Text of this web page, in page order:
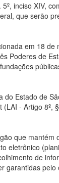
inciso XIV,
que serão
em 18 de
Poderes de
Estado de
- Artigo
que mantém
eletrônico
de
garantidas pelo